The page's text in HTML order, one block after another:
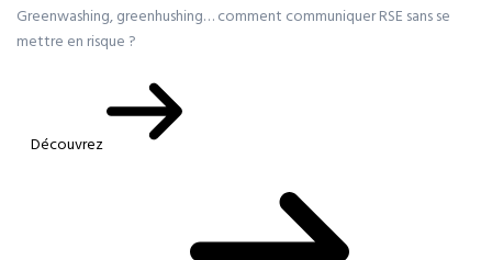
Greenwashing, greenhushing… comment communiquer RSE sans se
mettre en risque ?
Découvrez